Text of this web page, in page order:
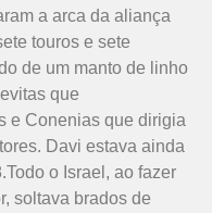
a arca da aliança
touros e sete
de um manto de linho
que
e Conenias que dirigia
Davi estava ainda
o Israel, ao fazer
soltava brados de